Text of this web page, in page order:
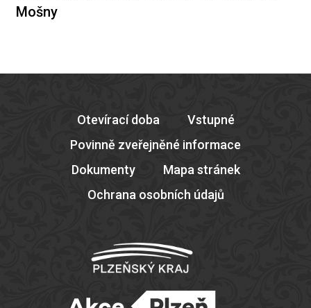
Mošny
Otevírací doba
Vstupné
Povinně zveřejněné informace
Dokumenty
Mapa stránek
Ochrana osobních údajů